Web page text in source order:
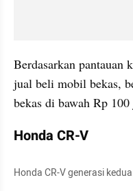
Berdasarkan pantauan
jual beli mobil bekas,
bekas di bawah Rp 100
Honda CR-V
Honda CR-V generasi